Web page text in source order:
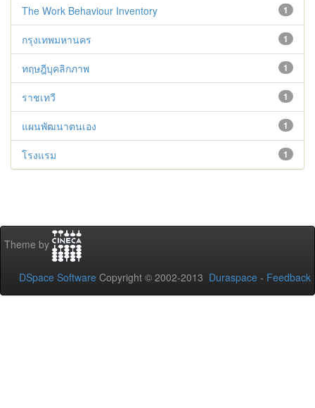
1
The Work Behaviour Inventory
1
กรุงเทพมหานคร
1
ทฤษฎีบุคลิกภาพ
1
ราชเทวี
1
แผนพัฒนาตนเอง
1
โรงแรม
Theme by
DSpace Software Copyright © 2002-2013 Duraspace - Feedback